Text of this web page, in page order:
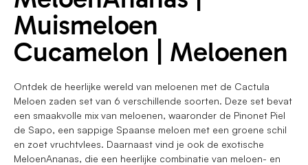
Muismeloen
Cucamelon | Meloenen
Ontdek de heerlijke wereld van meloenen met de Cactula
Meloen zaden set van 6 verschillende soorten. Deze set bevat
een smaakvolle mix van meloenen, waaronder de Pinonet Piel
de Sapo, een sappige Spaanse meloen met een groene schil
en zoet vruchtvlees. Daarnaast vind je ook de exotische
MeloenAnanas, die een heerlijke combinatie van meloen- en